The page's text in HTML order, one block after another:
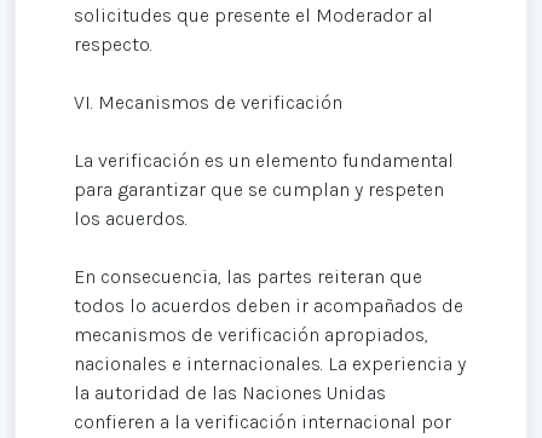
solicitudes que presente el Moderador al
respecto.
VI. Mecanismos de verificación
La verificación es un elemento fundamental
para garantizar que se cumplan y respeten
los acuerdos.
En consecuencia, las partes reiteran que
todos lo acuerdos deben ir acompañados de
mecanismos de verificación apropiados,
nacionales e internacionales. La experiencia y
la autoridad de las Naciones Unidas
confieren a la verificación internacional por